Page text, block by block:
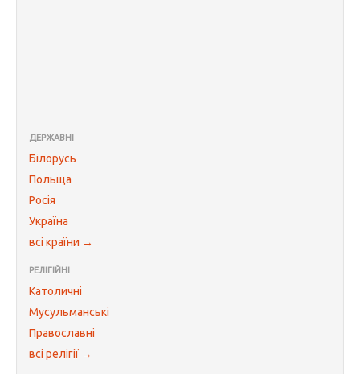
ДЕРЖАВНІ
Білорусь
Польща
Росія
Україна
всі країни →
РЕЛІГІЙНІ
Католичні
Мусульманські
Православні
всі релігії →